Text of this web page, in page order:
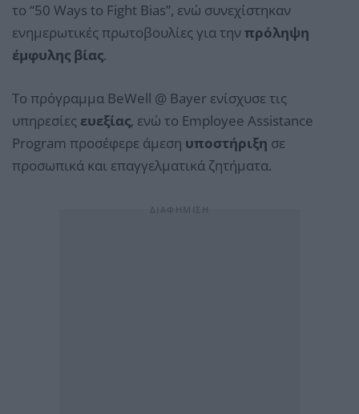
το “50 Ways to Fight Bias”, ενώ συνεχίστηκαν
ενημερωτικές πρωτοβουλίες για τηνπρόληψη
έμφυλης βίας.
Το πρόγραμμα BeWell @ Bayer ενίσχυσε τις
υπηρεσίες ευεξίας, ενώ το Employee Assistance
Program προσέφερε άμεση υποστήριξη σε
προσωπικά και επαγγελματικά ζητήματα.